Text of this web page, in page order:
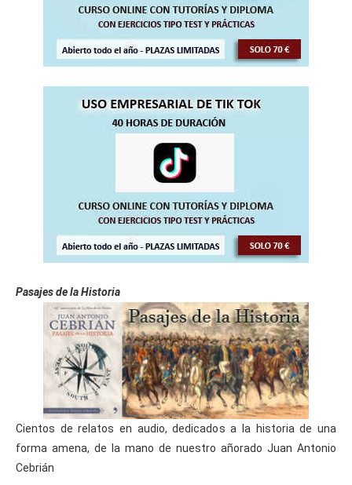
Pasajes de la Historia
Cientos de relatos en audio, dedicados a la historia de una
forma amena, de la mano de nuestro añorado Juan Antonio
Cebrián